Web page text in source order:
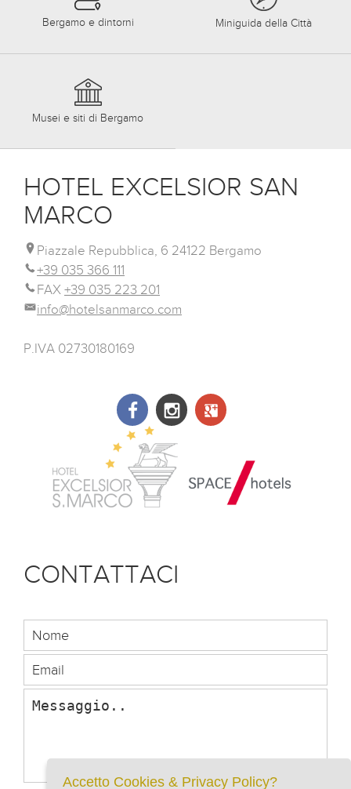
Bergamo e dintorni Miniguida della Città
Musei e siti di Bergamo
HOTEL EXCELSIOR SAN
MARCO
Piazzale Repubblica, 6 24122 Bergamo
+39 035 366 111
FAX +39 035 223 201
info@hotelsanmarco.com
P.IVA 02730180169
CONTATTACI
Accetto Cookies & Privacy Policy?